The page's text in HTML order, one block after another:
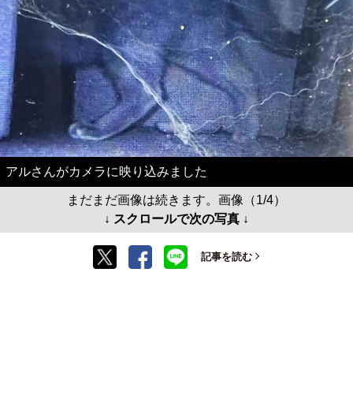
アルさんがカメラに映り込みました
まだまだ画像は続きます。画像（1/4）
↓ スクロールで次の写真 ↓
記事を読む